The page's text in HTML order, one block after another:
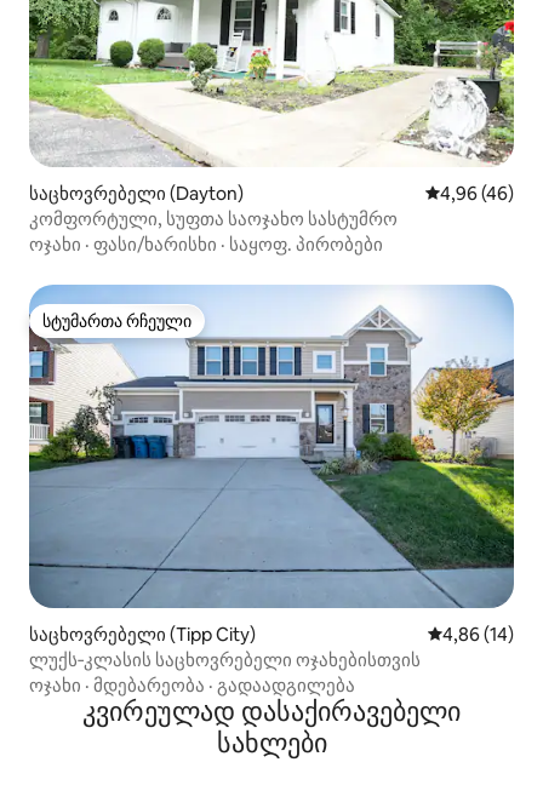
საცხოვრებელი (Dayton) საშუალო
4,96 (46)
კომფორტული, სუფთა საოჯახო სასტუმრო
ოჯახი · ფასი/ხარისხი · საყოფ. პირობები
სტუმართა რჩეული
სტუმართა რჩეული
საცხოვრებელი (Tipp City) საშუალო
4,86 (14)
ლუქს‑კლასის საცხოვრებელი ოჯახებისთვის
ოჯახი · მდებარეობა · გადაადგილება
კვირეულად დასაქირავებელი
სახლები